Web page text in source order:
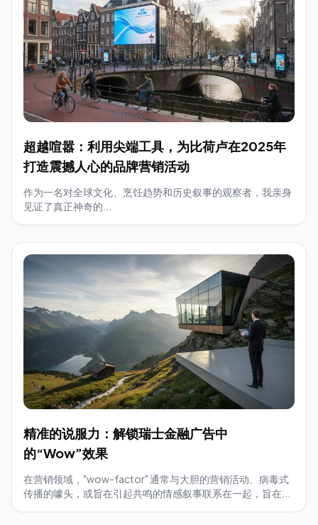
超越喧嚣：利用尖端工具，为比荷卢在2025年
打造震撼人心的品牌营销活动
作为一名对全球文化、烹饪趋势和历史叙事的观察者，我亲身
见证了真正神奇的...
精准的说服力：解锁瑞士金融广告中
的“Wow”效果
在营销领域，"wow-factor" 通常与大胆的营销活动、病毒式
传播的噱头，或旨在引起共鸣的情感叙事联系在一起，旨在...